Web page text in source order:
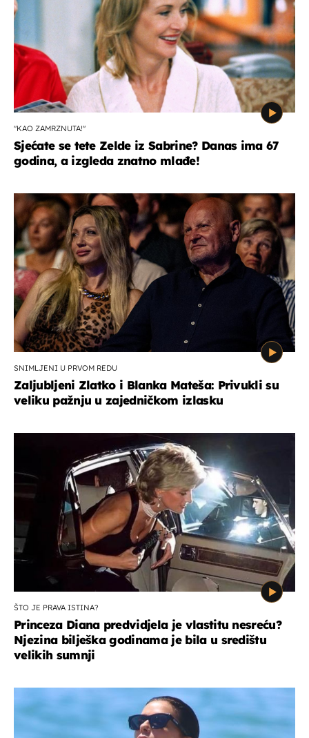
"KAO ZAMRZNUTA!"
Sjećate se tete Zelde iz Sabrine? Danas ima 67
godina, a izgleda znatno mlađe!
SNIMLJENI U PRVOM REDU
Zaljubljeni Zlatko i Blanka Mateša: Privukli su
veliku pažnju u zajedničkom izlasku
ŠTO JE PRAVA ISTINA?
Princeza Diana predvidjela je vlastitu nesreću?
Njezina bilješka godinama je bila u središtu
velikih sumnji